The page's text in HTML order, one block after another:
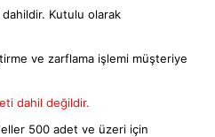
Kutulu olarak
ve zarflama işlemi müşteriye
dahil değildir.
500 adet ve üzeri için